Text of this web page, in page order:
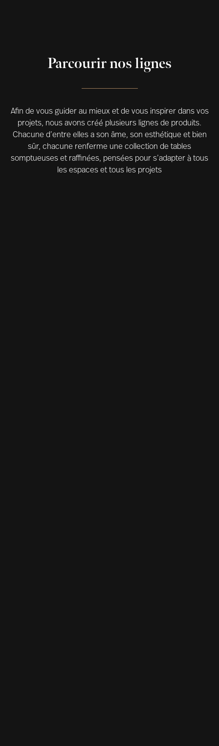
Parcourir nos lignes
Afin de vous guider au mieux et de vous inspirer dans vos
projets, nous avons créé plusieurs lignes de produits.
Chacune d’entre elles a son âme, son esthétique et bien
sûr, chacune renferme une collection de tables
somptueuses et raffinées, pensées pour s’adapter à tous
les espaces et tous les projets